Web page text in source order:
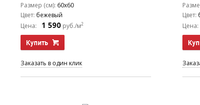
Размер (см) 60x60
Цвет бежевый
Цена:
1 590 руб./м2
Купить
Заказать в один клик
Цвет
Цена: